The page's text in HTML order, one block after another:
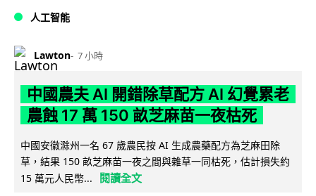
人工智能
Lawton 7 小時
中國農夫 AI 開錯除草配方 AI 幻覺累老
農蝕 17 萬 150 畝芝麻苗一夜枯死
中國安徽滁州一名 67 歲農民按 AI 生成農藥配方為芝麻田除
草，結果 150 畝芝麻苗一夜之間與雜草一同枯死，估計損失約
15 萬元人民幣...
閱讀全文